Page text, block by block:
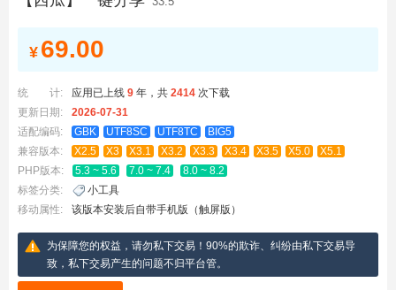
¥ 69.00
统 计: 应用已上线 9 年， 共 2414 次下载
更新日期:
2026-07-31
适配编码:
GBK UTF8SC UTF8TC
BIG5
兼容版本:
X2.5 X3 X3.1 X3.2 X3.3 X3.4 X3.5 X5.0
X5.1
PHP版本:
5.3 ~ 5.6 7.0 ~ 7.4
8.0 ~ 8.2
标签分类:
小工具
移动属性:
该版本安装后自带手机版（触屏版）
为保障您的权益，请勿私下交易！90%的欺诈、纠纷由私下交易导
致，私下交易产生的问题不归平台管。